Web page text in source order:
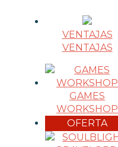
VENTAJAS
VENTAJAS
GAMES
WORKSHOP
OFERTA